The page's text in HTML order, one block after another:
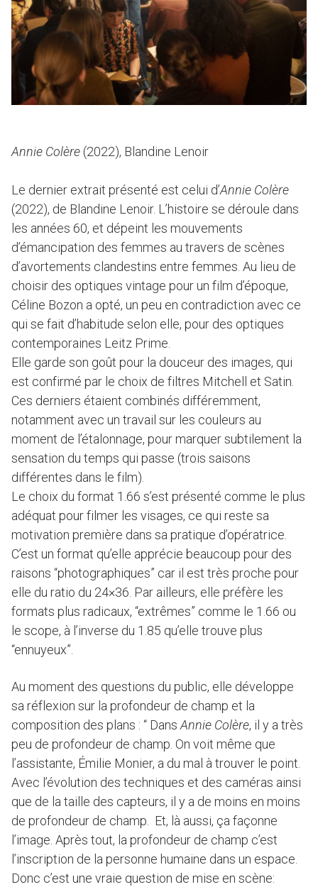
Annie Colère (2022), Blandine Lenoir
Le dernier extrait présenté est celui d’Annie Colère
(2022), de Blandine Lenoir. L’histoire se déroule dans
les années 60, et dépeint les mouvements
d’émancipation des femmes au travers de scènes
d’avortements clandestins entre femmes. Au lieu de
choisir des optiques vintage pour un film d’époque,
Céline Bozon a opté, un peu en contradiction avec ce
qui se fait d’habitude selon elle, pour des optiques
contemporaines Leitz Prime.
Elle garde son goût pour la douceur des images, qui
est confirmé par le choix de filtres Mitchell et Satin.
Ces derniers étaient combinés différemment,
notamment avec un travail sur les couleurs au
moment de l’étalonnage, pour marquer subtilement la
sensation du temps qui passe (trois saisons
différentes dans le film).
Le choix du format 1.66 s’est présenté comme le plus
adéquat pour filmer les visages, ce qui reste sa
motivation première dans sa pratique d’opératrice.
C’est un format qu’elle apprécie beaucoup pour des
raisons “photographiques” car il est très proche pour
elle du ratio du 24×36. Par ailleurs, elle préfère les
formats plus radicaux, “extrêmes” comme le 1.66 ou
le scope, à l’inverse du 1.85 qu’elle trouve plus
“ennuyeux”.
Au moment des questions du public, elle développe
sa réflexion sur la profondeur de champ et la
composition des plans : “ DansAnnie Colère, il y a très
peu de profondeur de champ. On voit même que
l’assistante, Émilie Monier, a du mal à trouver le point.
Avec l’évolution des techniques et des caméras ainsi
que de la taille des capteurs, il y a de moins en moins
de profondeur de champ. Et, là aussi, ça façonne
l’image. Après tout, la profondeur de champ c’est
l’inscription de la personne humaine dans un espace.
Donc c’est une vraie question de mise en scène: